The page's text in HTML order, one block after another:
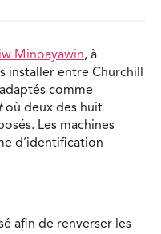
Minoayawin, à
installer entre Churchill
comme
où deux des huit
Les machines
d’identification
afin de renverser les